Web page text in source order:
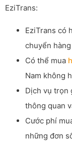
EziTrans:
EziTrans có
chuyển
Có thể mua
Nam không
Dịch vụ trọn
thông quan
Cước phí
những đơn